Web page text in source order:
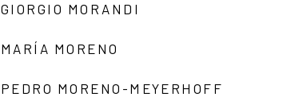
GIORGIO MORANDI
MARÍA MORENO
PEDRO MORENO-MEYERHOFF